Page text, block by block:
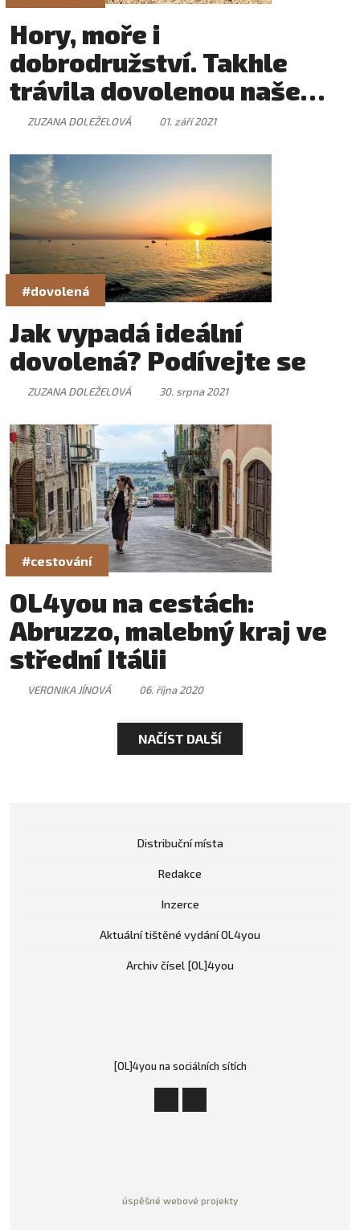
Hory, moře i
dobrodružství. Takhle
trávila dovolenou naše
redakce
ZUZANA DOLEŽELOVÁ 01. září 2021
#dovolená
Jak vypadá ideální
dovolená? Podívejte se
ZUZANA DOLEŽELOVÁ 30. srpna 2021
#cestování
OL4you na cestách:
Abruzzo, malebný kraj ve
střední Itálii
VERONIKA JÍNOVÁ 06. října 2020
NAČÍST DALŠÍ
Distribuční místa
Redakce
Inzerce
Aktuální tištěné vydání OL4you
Archiv čísel [OL]4you
[OL]4you na sociálních sítích
úspěšné webové projekty